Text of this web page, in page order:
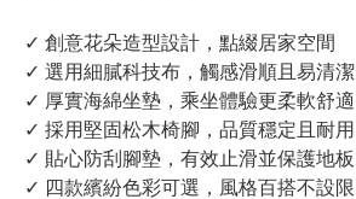
✓ 創意花朵造型設計，點綴居家空間
✓ 選用細膩科技布，觸感滑順且易清潔
✓ 厚實海綿坐墊，乘坐體驗更柔軟舒適
✓ 採用堅固松木椅腳，品質穩定且耐用
✓ 貼心防刮腳墊，有效止滑並保護地板
✓ 四款繽紛色彩可選，風格百搭不設限